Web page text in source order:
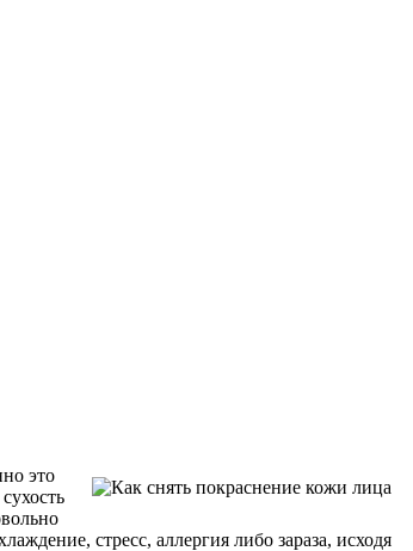
это
стресс, аллергия либо зараза, исходя